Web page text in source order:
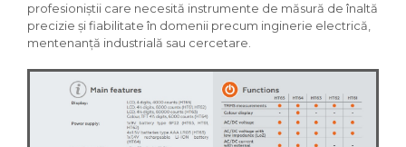
profesioniștii care necesită instrumente de măsură de înaltă
precizie și fiabilitate în domenii precum inginerie electrică,
mentenanță industrială sau cercetare.